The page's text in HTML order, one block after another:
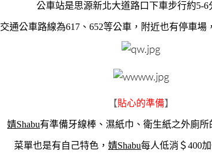
公車站是思源新北大道路口下車步行約5-6
交通公車路線為617、652等公車，附近也有停車場
【貼心的準備】
婧Shabu有準備牙線棒、濕紙巾、衛生紙之外廁所
菜單也是有自己特色，婧Shabu每人低消＄400